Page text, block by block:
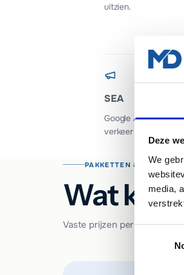
Deze
We
media,
uitzien.
SEA
Google Ads
verkeer naar je
PAKKETTEN &
Wat kost
Vaste prijzen per pakket,